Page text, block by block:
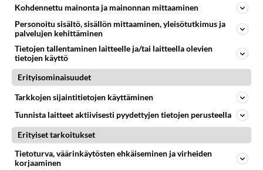
Jos ihmiset tietävät, että en hslua lähelleni ketään joka
käyttää yli 30 db ääntä tai ylipäänsä mölisee turhia,
mikdi ih...
11.09.2022 16:30 0
Vastattu 6v
kerran avattu ollenkaan 🤔 Ainakin hyvä juttu on tässä,
ettäjoukkuemä...
01.07.2019 17:44
Kohdennettu mainonta ja mainonnan mittaaminen
Personoitu sisältö, sisällön mittaaminen, yleisötutkimus ja
palvelujen kehittäminen
Tietojen tallentaminen laitteelle ja/tai laitteella olevien
tietojen käyttö
Erityisominaisuudet
Tarkkojen sijaintitietojen käyttäminen
Tunnista laitteet aktiivisesti pyydettyjen tietojen perusteella
Erityiset tarkoitukset
Tietoturva, väärinkäytösten ehkäiseminen ja virheiden
korjaaminen